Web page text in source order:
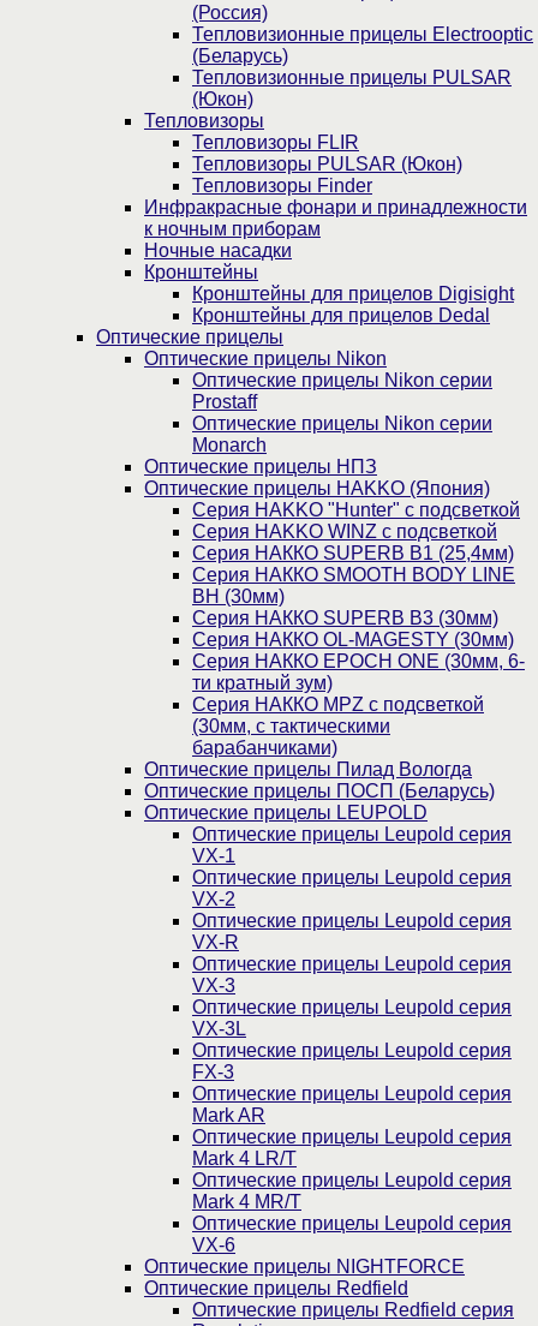
(Россия)
Тепловизионные прицелы Electrooptic
(Беларусь)
Тепловизионные прицелы PULSAR
(Юкон)
Тепловизоры
Тепловизоры FLIR
Тепловизоры PULSAR (Юкон)
Тепловизоры Finder
Инфракрасные фонари и принадлежности
к ночным приборам
Ночные насадки
Кронштейны
Кронштейны для прицелов Digisight
Кронштейны для прицелов Dedal
Оптические прицелы
Оптические прицелы Nikon
Оптические прицелы Nikon серии
Prostaff
Оптические прицелы Nikon серии
Monarch
Оптические прицелы НПЗ
Оптические прицелы HAKKO (Япония)
Cерия HAKKO "Hunter" с подсветкой
Серия НAKKO WINZ с подсветкой
Серия НАККО SUPERB B1 (25,4мм)
Серия НАККО SMOOTH BODY LINE
BH (30мм)
Серия НАККО SUPERB B3 (30мм)
Серия НАККО OL-MAGESTY (30мм)
Серия НАККО EPOCH ONE (30мм, 6-
ти кратный зум)
Серия НАККО MPZ с подсветкой
(30мм, c тактическими
барабанчиками)
Оптические прицелы Пилад Вологда
Оптические прицелы ПОСП (Беларусь)
Оптические прицелы LEUPOLD
Оптические прицелы Leupold серия
VX-1
Оптические прицелы Leupold серия
VX-2
Оптические прицелы Leupold серия
VX-R
Оптические прицелы Leupold серия
VX-3
Оптические прицелы Leupold серия
VX-3L
Оптические прицелы Leupold серия
FX-3
Оптические прицелы Leupold серия
Mark AR
Оптические прицелы Leupold серия
Mark 4 LR/T
Оптические прицелы Leupold серия
Mark 4 MR/T
Оптические прицелы Leupold серия
VX-6
Оптические прицелы NIGHTFORCE
Оптические прицелы Redfield
Оптические прицелы Redfield серия